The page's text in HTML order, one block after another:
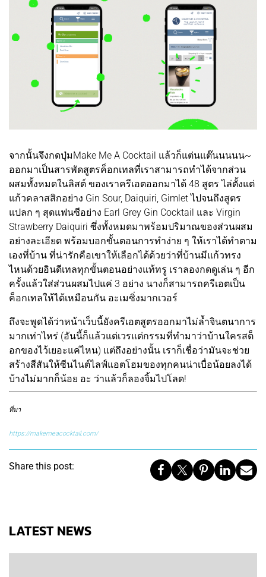
จากนั้นจึงกดปุ่มMake Me A Cocktail แล้วก็แต่นแต๊นนนนน~
ออกมาเป็นสารพัดสูตรค็อกเทลที่เราสามารถทำได้จากส่วน
ผสมทั้งหมดในลิสต์ ของเราครีเอตออกมาได้ 48 สูตร ไล่ตั้งแต่
แก้วคลาสสิกอย่าง Gin Sour, Daiquiri, Gimlet ไปจนถึงสูตร
แปลก ๆ สุดแฟนซีอย่าง Earl Grey Gin Cocktail และ Virgin
Strawberry Daiquiri ซึ่งทั้งหมดมาพร้อมปริมาณของส่วนผสม
อย่างละเอียด พร้อมบอกขั้นตอนการทำง่าย ๆ ให้เราได้ทำตาม
เองที่บ้าน ที่น่ารักคือเขาให้เลือกได้ด้วยว่าที่บ้านมีแก้วทรง
ไหนด้วยอินดีเทลทุกขั้นตอนอย่างแท้ทรู เราลองกดดูเล่น ๆ อีก
ครั้งแล้วใส่ส่วนผสมไปแค่ 3 อย่าง นางก็สามารถครีเอตเป็น
ค็อกเทลให้ได้เหมือนกัน อะเมซิ่งมากเวอร์
ถึงจะพูดได้ว่าหน้าเว็บนี้ยังครีเอตสูตรออกมาไม่ล้ำจินตนาการ
มากเท่าไหร่ (อันนี้ก็แล้วแต่เวรแต่กรรมที่ทำมาว่าบ้านใครสต็
อกของไว้เยอะแค่ไหน) แต่ถึงอย่างนั้น เราก็เชื่อว่ามันจะช่วย
สร้างสีสันให้ซีนไนต์ไลฟ์แอตโฮมของทุกคนน่าเบื่อน้อยลงได้
บ้างไม่มากก็น้อย อะ ว่าแล้วก็ลองจิ้มไปโลด!
ที่มา
https://makemeacocktail.com/
Share this post:
LATEST NEWS